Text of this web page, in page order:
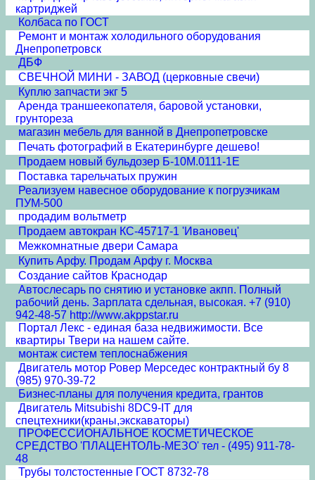
картриджей
Колбаса по ГОСТ
Ремонт и монтаж холодильного оборудования
Днепропетровск
ДБФ
СВЕЧНОЙ МИНИ - ЗАВОД (церковные свечи)
Куплю запчасти экг 5
Аренда траншеекопателя, баровой установки,
грунтореза
магазин мебель для ванной в Днепропетровске
Печать фотографий в Екатеринбурге дешево!
Продаем новый бульдозер Б-10М.0111-1Е
Поставка тарельчатых пружин
Реализуем навесное оборудование к погрузчикам
ПУМ-500
продадим вольтметр
Продаем автокран КС-45717-1 'Ивановец'
Межкомнатные двери Cамара
Купить Арфу. Продам Арфу г. Москва
Создание сайтов Краснодар
Автослесарь по снятию и установке акпп. Полный
рабочий день. Зарплата сдельная, высокая. +7 (910)
942-48-57 http://www.akppstar.ru
Портал Лекс - единая база недвижимости. Все
квартиры Твери на нашем сайте.
монтаж систем теплоснабжения
Двигатель мотор Ровер Мерседес контрактный бу 8
(985) 970-39-72
Бизнес-планы для получения кредита, грантов
Двигатель Mitsubishi 8DC9-IT для
спецтехники(краны,экскаваторы)
ПРОФЕССИОНАЛЬНОЕ КОСМЕТИЧЕСКОЕ
СРЕДСТВО 'ПЛАЦЕНТОЛЬ-МЕЗО' тел - (495) 911-78-
48
Трубы толстостенные ГОСТ 8732-78